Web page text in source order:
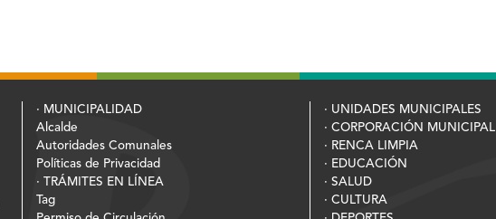
· MUNICIPALIDAD
Alcalde
Autoridades Comunales
Políticas de Privacidad
· TRÁMITES EN LÍNEA
Tag
· UNIDADES MUNICIPALES
· CORPORACIÓN MUNICIPAL
· RENCA LIMPIA
· EDUCACIÓN
· SALUD
· CULTURA